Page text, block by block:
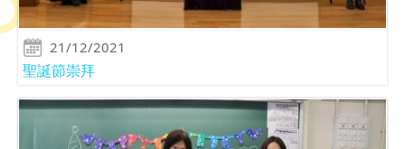
21/12/2021
聖誕節崇拜